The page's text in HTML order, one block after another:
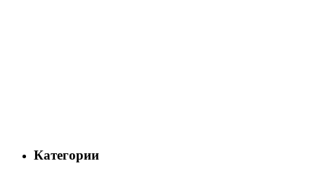
Категории